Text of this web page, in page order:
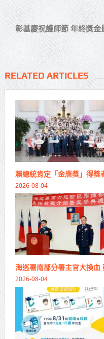
彰基慶祝護師節 年終獎
RELATED ARTICLES
賴總統肯定「金唐獎」得
2026-08-04
海巡署南部分署主官大換血
2026-08-04